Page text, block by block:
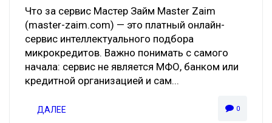
Что за сервис Мастер Займ Master Zaim
(master-zaim.com) — это платный онлайн-
сервис интеллектуального подбора
микрокредитов. Важно понимать с самого
начала: сервис не является МФО, банком или
кредитной организацией и сам...
ДАЛЕЕ 0